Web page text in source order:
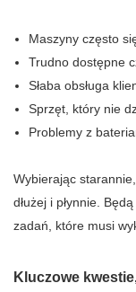
Maszyny często
Trudno dostępne
Słaba obsługa
Sprzęt, który nie
Problemy z
Wybierając
dłużej i płynnie.
zadań, które musi
Kluczowe